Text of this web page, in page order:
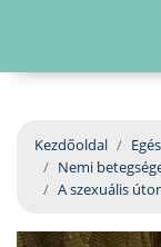
Kezdőoldal
Nemi
A szexuális